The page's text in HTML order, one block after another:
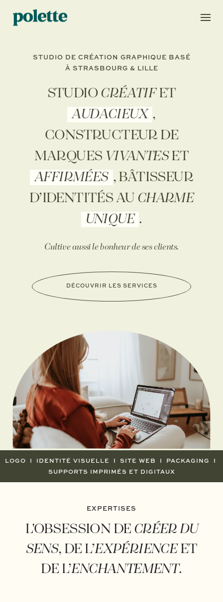
content
STUDIO DE CRÉATION GRAPHIQUE BASÉ
À STRASBOURG & LILLE
STUDIO CRÉATIFET
AUDACIEUX ,
CONSTRUCTEUR DE
MARQUES VIVANTESET
AFFIRMÉES , BÂTISSEUR
D’IDENTITÉS AU CHARME
UNIQUE .
Cultive aussi le bonheur de ses clients.
DÉCOUVRIR LES SERVICES
LOGO I IDENTITÉ VISUELLE I SITE WEB I PACKAGING I
SUPPORTS IMPRIMÉS ET DIGITAUX
EXPERTISES
L'OBSESSION DECRÉER DU
SENS, DE L’EXPÉRIENCEET
DE L’ENCHANTEMENT.